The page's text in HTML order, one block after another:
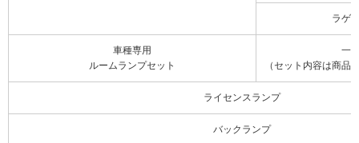
ラゲ
車種専用
ルームランプセット
一
（セット内容は商品
ライセンスランプ
バックランプ